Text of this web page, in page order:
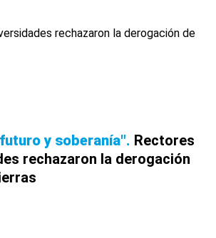
y soberanía" Rectores
rechazaron la derogación